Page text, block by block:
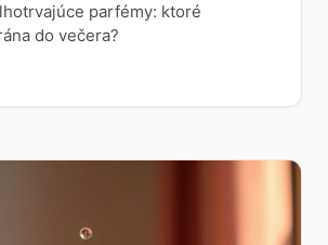
parfémy: ktoré
do večera?